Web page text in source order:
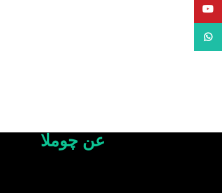
عن چوملا